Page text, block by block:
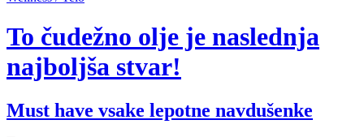
To čudežno olje je naslednja
najboljša stvar!
Must have vsake lepotne navdušenke